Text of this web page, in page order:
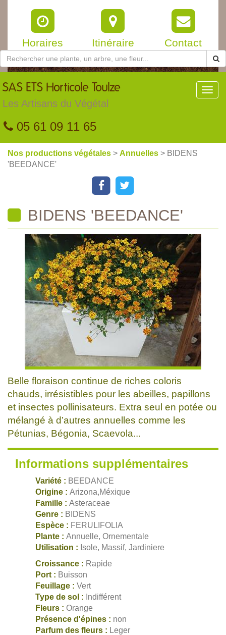
Horaires Itinéraire Contact
SAS ETS Horticole Toulze
Les Artisans du Végétal
05 61 09 11 65
Nos productions végétales > Annuelles > BIDENS
'BEEDANCE'
BIDENS 'BEEDANCE'
Belle floraison continue de riches coloris
chauds, irrésistibles pour les abeilles, papillons
et insectes pollinisateurs. Extra seul en potée ou
mélangé à d’autres annuelles comme les
Pétunias, Bégonia, Scaevola...
Informations supplémentaires
Variété : BEEDANCE
Origine : Arizona,Méxique
Famille : Asteraceae
Genre : BIDENS
Espèce : FERULIFOLIA
Plante : Annuelle, Ornementale
Utilisation : Isole, Massif, Jardiniere
Croissance : Rapide
Port : Buisson
Feuillage : Vert
Type de sol : Indifférent
Fleurs : Orange
Présence d'épines : non
Parfum des fleurs : Leger